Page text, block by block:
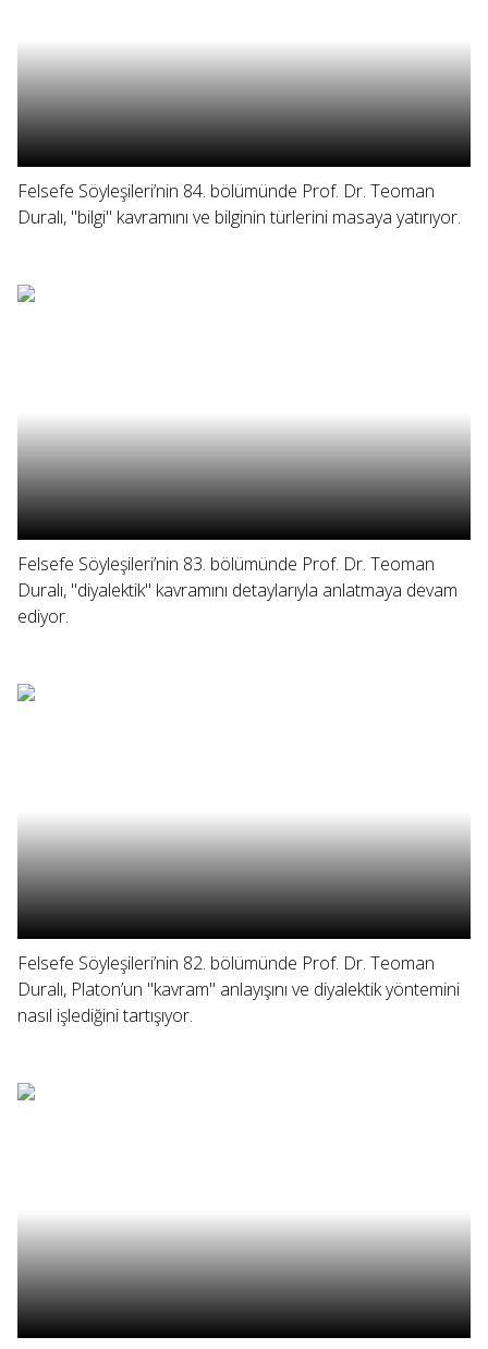
Felsefe Söyleşileri’nin 84. bölümünde Prof. Dr. Teoman
Duralı, "bilgi" kavramını ve bilginin türlerini masaya yatırıyor.
Felsefe Söyleşileri’nin 83. bölümünde Prof. Dr. Teoman
Duralı, "diyalektik" kavramını detaylarıyla anlatmaya devam
ediyor.
Felsefe Söyleşileri’nin 82. bölümünde Prof. Dr. Teoman
Duralı, Platon’un "kavram" anlayışını ve diyalektik yöntemini
nasıl işlediğini tartışıyor.